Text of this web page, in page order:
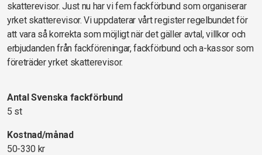
skatterevisor. Just nu har vi fem fackförbund som organiserar
yrket skatterevisor. Vi uppdaterar vårt register regelbundet för
att vara så korrekta som möjligt när det gäller avtal, villkor och
erbjudanden från fackföreningar, fackförbund och a-kassor som
företräder yrket skatterevisor.
Antal Svenska fackförbund
5 st
Kostnad/månad
50-330 kr